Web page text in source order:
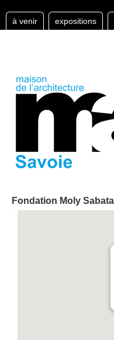
à venir expositions
Fondation Moly Sabata